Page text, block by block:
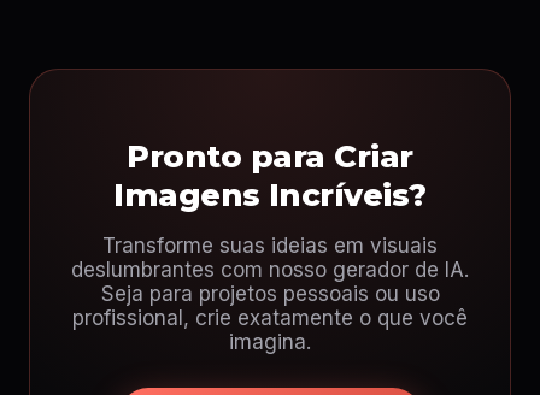
Pronto para Criar
Imagens Incríveis?
Transforme suas ideias em visuais
deslumbrantes com nosso gerador de IA.
Seja para projetos pessoais ou uso
profissional, crie exatamente o que você
imagina.